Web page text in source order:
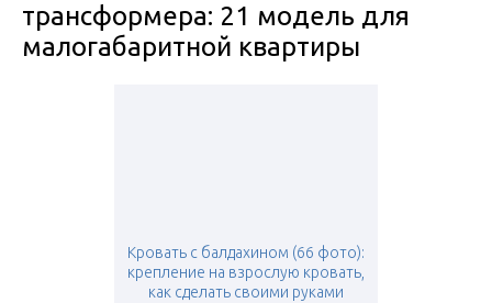
трансформера: 21 модель для
малогабаритной квартиры
Кровать с балдахином (66 фото):
крепление на взрослую кровать,
как сделать своими руками